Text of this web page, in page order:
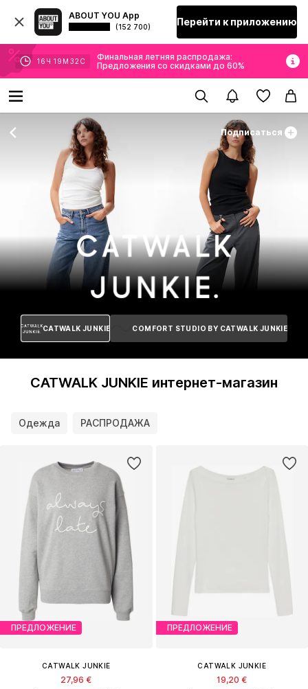
ABOUT YOU App
(152 700) Перейти к приложению
16 Ч 19 М 30 С
Финальная летняя распродажа:
Предложения со скидками до 60%
Подписаться
CATWALK JUNKIE COMFORT STUDIO BY CATWALK JUNKIE
CATWALK JUNKIE интернет-магазин
Одежда РАСПРОДАЖА
ПРЕДЛОЖЕНИЕ
CATWALK JUNKIE
27,96 €
ПРЕДЛОЖЕНИЕ
CATWALK JUNKIE
19,20 €